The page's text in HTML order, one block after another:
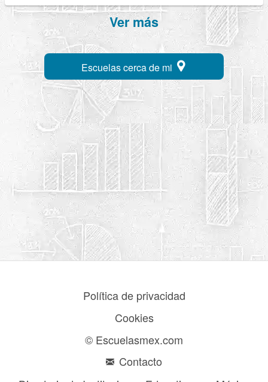
Ver más
Escuelas cerca de mi
Política de privacidad
Cookies
© Escuelasmex.com
Contacto